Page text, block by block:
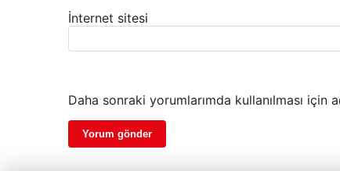
İnternet sitesi
Daha sonraki yorumlarımda kullanılması